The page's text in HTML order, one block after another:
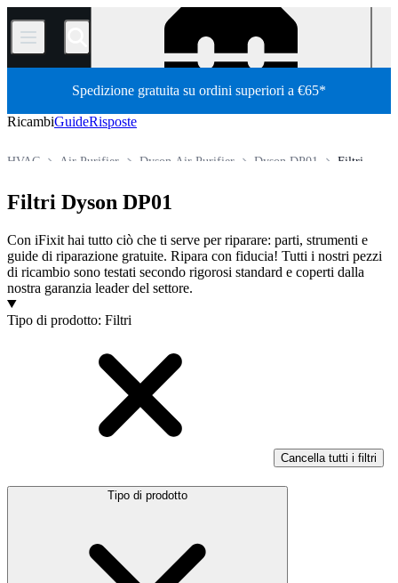
/
Spedizione gratuita su ordini superiori a €65*
RicambiGuideRisposte
Filtri
Dyson DP01
Dyson Air Purifier
Air Purifier
HVAC
Filtri Dyson DP01
Con iFixit hai tutto ciò che ti serve per riparare: parti, strumenti e
guide di riparazione gratuite. Ripara con fiducia! Tutti i nostri pezzi
di ricambio sono testati secondo rigorosi standard e coperti dalla
nostra garanzia leader del settore.
Prodotti
Tipo di prodotto: Filtri
Cancella tutti i filtri
Tipo di prodotto